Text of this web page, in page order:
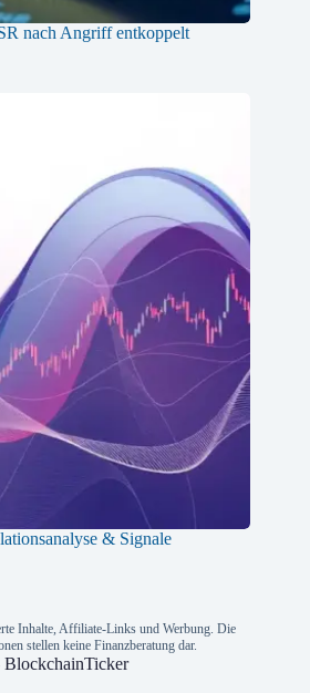
nach Angriff entkoppelt
& Signale
Inhalte, Affiliate-Links und Werbung. Die
stellen keine Finanzberatung dar.